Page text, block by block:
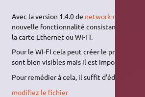
Avec la version 1.4.0 de network-manager
nouvelle fonctionnalité consistant à
la carte Ethernet ou WI-FI.
Pour le WI-FI cela peut créer le problème
sont bien visibles mais il est impossible de
Pour remédier à cela, il suffit d'éditer un
modifiez le fichier